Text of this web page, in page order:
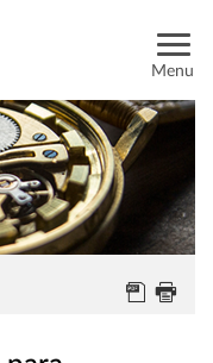
Menu